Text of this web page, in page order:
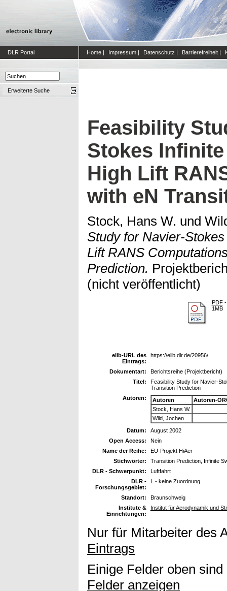
DLR Portal Home | Impressum | Datenschutz | Barrierefreiheit |
Erweiterte Suche
Feasibility
Stokes
High Lift
with eN
Stock, Hans W. und
Study for Navier-
Lift RANS
Prediction.
(nicht veröffentlicht)
PDF-
1MB
elib-URL des
Eintrags:
https://elib.dlr.de/20956/
Dokumentart:
Berichtsreihe (Projektbericht)
Titel:
Feasibility Study for Navier-
Transition Prediction
Autoren:
Autoren
Autoren-
Stock, Hans W.
Wild, Jochen
Datum:
August 2002
Open Access:
Nein
Name der Reihe:
EU-Projekt HiAer
Stichwörter:
Transition Prediction, Infinite
DLR - Schwerpunkt:
Luftfahrt
DLR -
Forschungsgebiet:
L - keine Zuordnung
Standort:
Braunschweig
Institute &
Einrichtungen:
Institut für Aerodynamik und
Nur für Mitarbeiter des
Eintrags
Einige Felder oben
Felder anzeigen